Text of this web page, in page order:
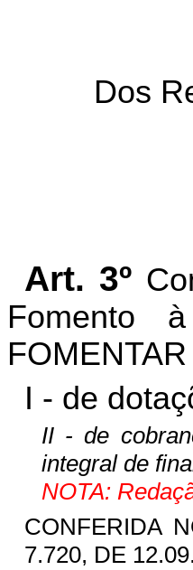
Dos
Art. 3º
Fomento
I - de
II - de
integral de
NOTA:
CONFERIDA
7.720, DE